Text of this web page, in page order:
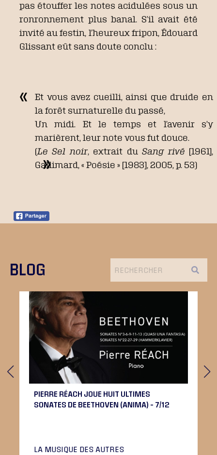
pas étouffer les notes acidulées sous un
ronronnement plus banal. S’il avait été
invité au festin, l’heureux fripon, Édouard
Glissant eût sans doute conclu :
Et vous avez cueilli, ainsi que druide en
la forêt surnaturelle du passé,
Un midi. Et le temps et l’avenir s’y
marièrent, leur note vous fut douce.
(Le Sel noir, extrait duSang rivé [1961],
Gallimard, « Poésie » [1983], 2005, p. 53)
BLOG
PIERRE RÉACH JOUE HUIT ULTIMES
SONATES DE BEETHOVEN (ANIMA) – 7/12
LA MUSIQUE DES AUTRES